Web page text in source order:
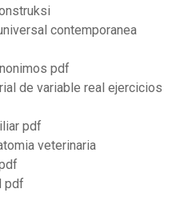
contemporanea
pdf
de variable real ejercicios
pdf
veterinaria
pdf